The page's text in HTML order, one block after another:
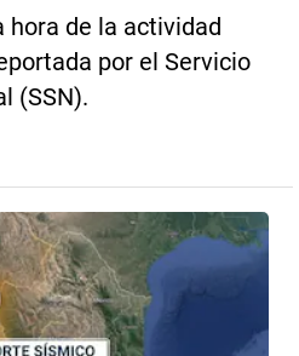
hora de la actividad
por el Servicio
(SSN).